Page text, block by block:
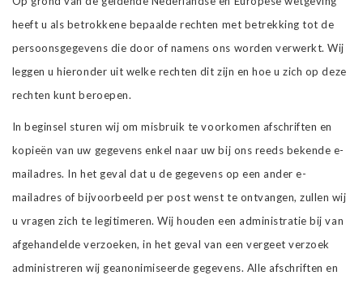
heeft u als betrokkene bepaalde rechten met betrekking tot de
persoonsgegevens die door of namens ons worden verwerkt. Wij
leggen u hieronder uit welke rechten dit zijn en hoe u zich op deze
rechten kunt beroepen.
In beginsel sturen wij om misbruik te voorkomen afschriften en
kopieën van uw gegevens enkel naar uw bij ons reeds bekende e-
mailadres. In het geval dat u de gegevens op een ander e-
mailadres of bijvoorbeeld per post wenst te ontvangen, zullen wij
u vragen zich te legitimeren. Wij houden een administratie bij van
afgehandelde verzoeken, in het geval van een vergeet verzoek
administreren wij geanonimiseerde gegevens. Alle afschriften en